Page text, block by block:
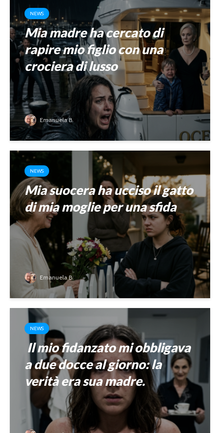
NEWS
Mia madre ha cercato di
rapire mio figlio con una
crociera di lusso
Emanuela B.
NEWS
Mia suocera ha ucciso il gatto
di mia moglie per una sfida
Emanuela B.
NEWS
Il mio fidanzato mi obbligava
a due docce al giorno: la
verità era sua madre.